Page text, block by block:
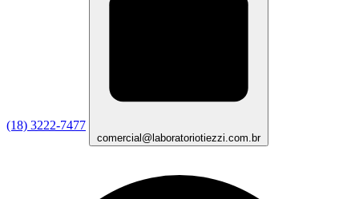
(18) 3222-7477
comercial@laboratoriotiezzi.com.br